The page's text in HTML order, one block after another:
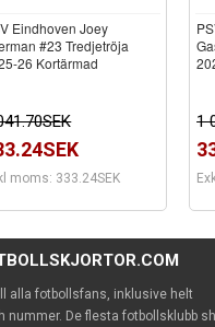
Eindhoven Joey
#23 Tredjetröja
26 Kortärmad
moms: 333.24SEK
1
alla fotbollsfans, inklusive helt
De flesta fotbollsklubb